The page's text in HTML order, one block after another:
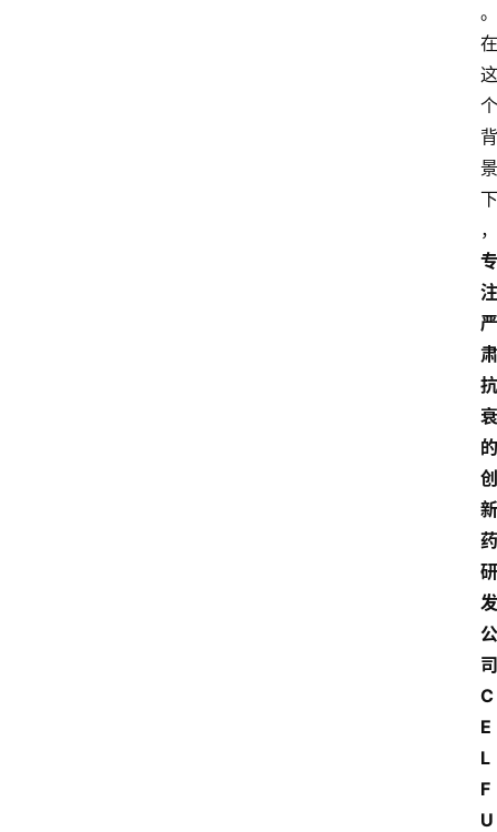
。
在
这
个
背
景
下
，
专
注
严
肃
抗
衰
的
创
新
药
研
发
公
司
C
E
L
F
U